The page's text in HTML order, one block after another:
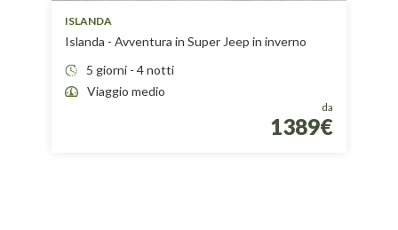
ISLANDA
Islanda - Avventura in Super Jeep in inverno
5 giorni - 4 notti
Viaggio medio
da
1389€